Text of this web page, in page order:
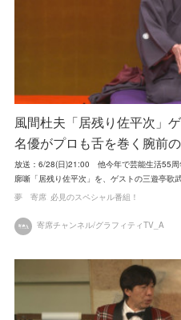
風間杜夫「居残り佐平次」
名優がプロも舌を巻く腕前
放送：6/28(日)21:00 他今年で芸能生活55周
廓噺「居残り佐平次」を、ゲストの三遊亭
夢 寄席 必見のスペシャル番組！
寄席チャンネル/グラフィティTV_A